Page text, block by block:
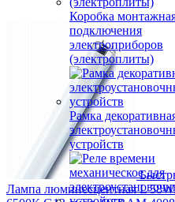
Коробка
подключения
электроприборов
(электроплиты)
Рамка
устройств
Лампа люминесцентная L